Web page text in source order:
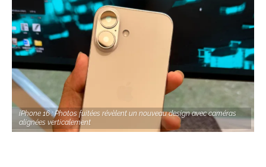
iPhone 16 : Photos fuitées révèlent un nouveau design avec caméras
alignées verticalement